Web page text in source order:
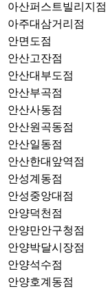
아산퍼스트빌리지점
아주대삼거리점
안면도점
안산고잔점
안산대부도점
안산부곡점
안산사동점
안산원곡동점
안산일동점
안산한대앞역점
안성계동점
안성중앙대점
안양덕천점
안양만안구청점
안양박달시장점
안양석수점
안양호계동점